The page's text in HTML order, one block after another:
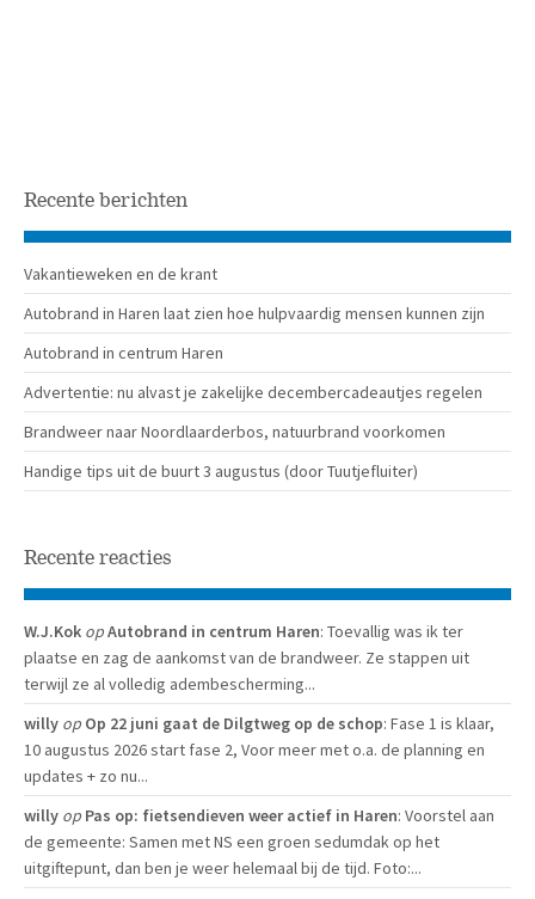
Recente berichten
Vakantieweken en de krant
Autobrand in Haren laat zien hoe hulpvaardig mensen kunnen zijn
Autobrand in centrum Haren
Advertentie: nu alvast je zakelijke decembercadeautjes regelen
Brandweer naar Noordlaarderbos, natuurbrand voorkomen
Handige tips uit de buurt 3 augustus (door Tuutjefluiter)
Recente reacties
W.J.Kok opAutobrand in centrum Haren: Toevallig was ik ter
plaatse en zag de aankomst van de brandweer. Ze stappen uit
terwijl ze al volledig adembescherming...
willy op Op 22 juni gaat de Dilgtweg op de schop: Fase 1 is klaar,
10 augustus 2026 start fase 2, Voor meer met o.a. de planning en
updates + zo nu...
willy op Pas op: fietsendieven weer actief in Haren: Voorstel aan
de gemeente: Samen met NS een groen sedumdak op het
uitgiftepunt, dan ben je weer helemaal bij de tijd. Foto:...